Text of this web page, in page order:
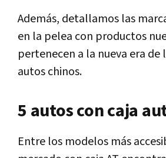
Además, detallamos las
en la pelea con productos
pertenecen a la nueva era de
autos chinos.
5 autos con caja
Entre los modelos más